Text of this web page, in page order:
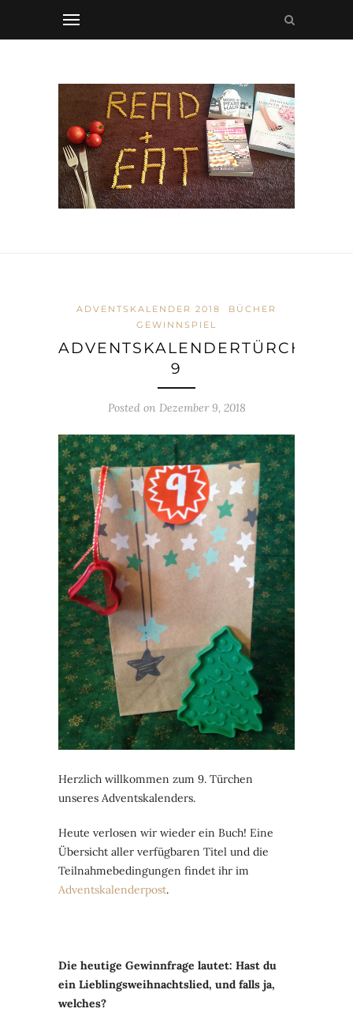
ADVENTSKALENDER 2018
BÜCHER
GEWINNSPIEL
ADVENTSKALENDERTÜRCHEN
9
Posted on Dezember 9, 2018
Herzlich willkommen zum 9. Türchen
unseres Adventskalenders.
Heute verlosen wir wieder ein Buch! Eine
Übersicht aller verfügbaren Titel und die
Teilnahmebedingungen findet ihr im
Adventskalenderpost.
Die heutige Gewinnfrage lautet: Hast du
ein Lieblingsweihnachtslied, und falls ja,
welches?